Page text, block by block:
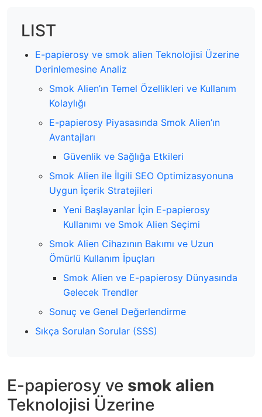
LIST
E-papierosy ve smok alien Teknolojisi Üzerine
Derinlemesine Analiz
Smok Alien’ın Temel Özellikleri ve Kullanım
Kolaylığı
E-papierosy Piyasasında Smok Alien’ın
Avantajları
Güvenlik ve Sağlığa Etkileri
Smok Alien ile İlgili SEO Optimizasyonuna
Uygun İçerik Stratejileri
Yeni Başlayanlar İçin E-papierosy
Kullanımı ve Smok Alien Seçimi
Smok Alien Cihazının Bakımı ve Uzun
Ömürlü Kullanım İpuçları
Smok Alien ve E-papierosy Dünyasında
Gelecek Trendler
Sonuç ve Genel Değerlendirme
Sıkça Sorulan Sorular (SSS)
E-papierosy ve smok alien
Teknolojisi Üzerine